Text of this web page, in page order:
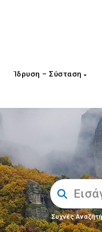
Ίδρυση – Σύσταση
Συχνές